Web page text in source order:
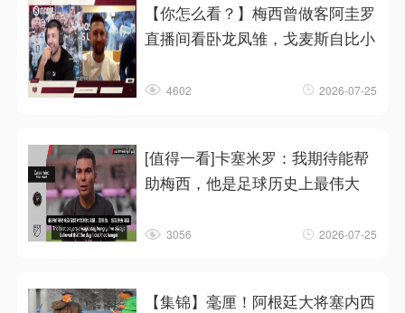
【你怎么看？】梅西曾做客阿圭罗
直播间看卧龙凤雏，戈麦斯自比小
4602 2026-07-25
[值得一看]卡塞米罗：我期待能帮
助梅西，他是足球历史上最伟大
3056 2026-07-25
【集锦】毫厘！阿根廷大将塞内西